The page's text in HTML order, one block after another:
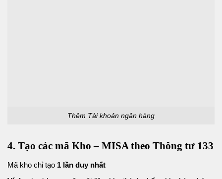
Thêm Tài khoản ngân hàng
4. Tạo các mã Kho – MISA theo Thông tư 133
Mã kho chỉ tạo 1 lần duy nhất